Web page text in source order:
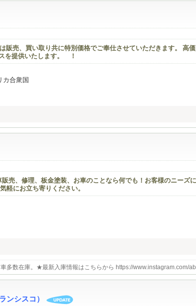
売、買い取り共に特別価格でご奉仕させていただきます。 高
を提供いたします。 ！
カ合衆国
売、修理、板金塗装、お車のことなら何でも！お客様のニーズ
軽にお立ち寄りください。
多数在庫。★最新入庫情報はこちらから https://www.instagram.com/
ンシスコ）